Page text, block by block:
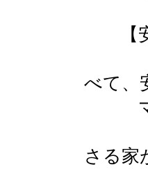
【安
５年
べて、
マッ
思っ
さる家